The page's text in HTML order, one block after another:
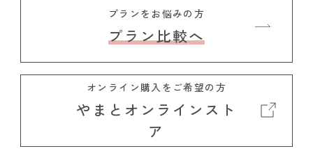
プランをお悩みの方
プラン比較へ
オンライン購入をご希望の方
やまとオンラインスト
ア